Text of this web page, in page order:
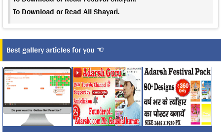
To Download or Read All Shayari.
Best gallery articles for you ☜